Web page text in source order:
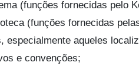
(funções fornecidas pelo
(funções fornecidas
especialmente aqueles
e convenções;